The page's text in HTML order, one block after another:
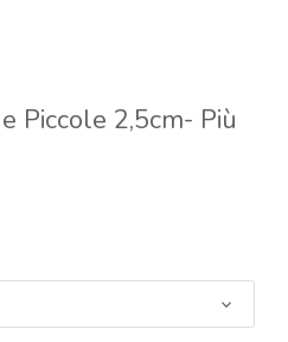
Piccole 2,5cm- Più